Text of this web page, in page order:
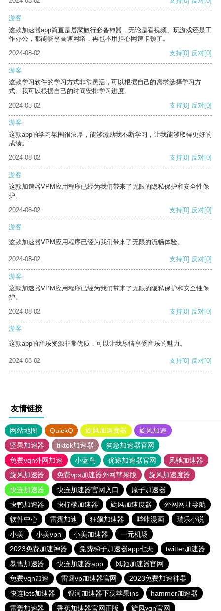
游客
这款加速器app简直是居家旅行必备神器，无论是看视频、玩游戏还是工
作办公，都能畅享高速网络，再也不用担心网速卡顿了。
2024-08-02
支持[0] 反对[0]
游客
这款学习软件的学习方式非常灵活，可以根据自己的需求选择学习方
式。我可以根据自己的时间安排学习进度。
2024-08-02
支持[0] 反对[0]
游客
这款app的学习氛围很浓厚，能够激励我不断学习，让我能够取得更好的
成绩。
2024-08-02
支持[0] 反对[0]
游客
这款加速器VPM应用程序已经为我们带来了无限的隐私保护和安全性保
护。
2024-08-02
支持[0] 反对[0]
游客
这款加速器VPM应用程序已经为我们带来了无限的流畅体验。
2024-08-02 支持[0] 反对[0]
游客
这款加速器VPM应用程序已经为我们带来了无限的隐私保护和安全性保
护。
2024-08-02
支持[0] 反对[0]
游客
这款app的音乐资源非常优质，可以让我尽情享受音乐的魅力。
2024-08-02 支持[0] 反对[0]
友情链接
网站地图 QuickQ 旋风加速度器
旋风加速
坚果加速器
tiktok加速器
狗急加速器官网
免费vqn外网加速
小蓝鸟 优途加速器官网
风驰加速器
旋风加速器
免费vps加速器外网苹果版
旋风加速度器
快连加速器
快连加速器官网入口
原子加速器
快鸭加速器
快柠檬加速器 旋风加速度器
外网网址导航
软件中心
雷霆加速 狂飙加速器 哔咔漫画
瑞乐小说
小美
小美vpn 小美加速器
一元机场
2023免费加速神器
免费梯子加速器app七天
twitter加速器
暴雪加速器
快连加速器app
风驰加速器官网
免费vqn加速
雷霆vp加速器官网
2023免费加速神器
快连lets加速器
银河加速器下载苹果ins
hammer加速器
雷轰加速器
香蕉加速器官网正版 旋风vqn官网